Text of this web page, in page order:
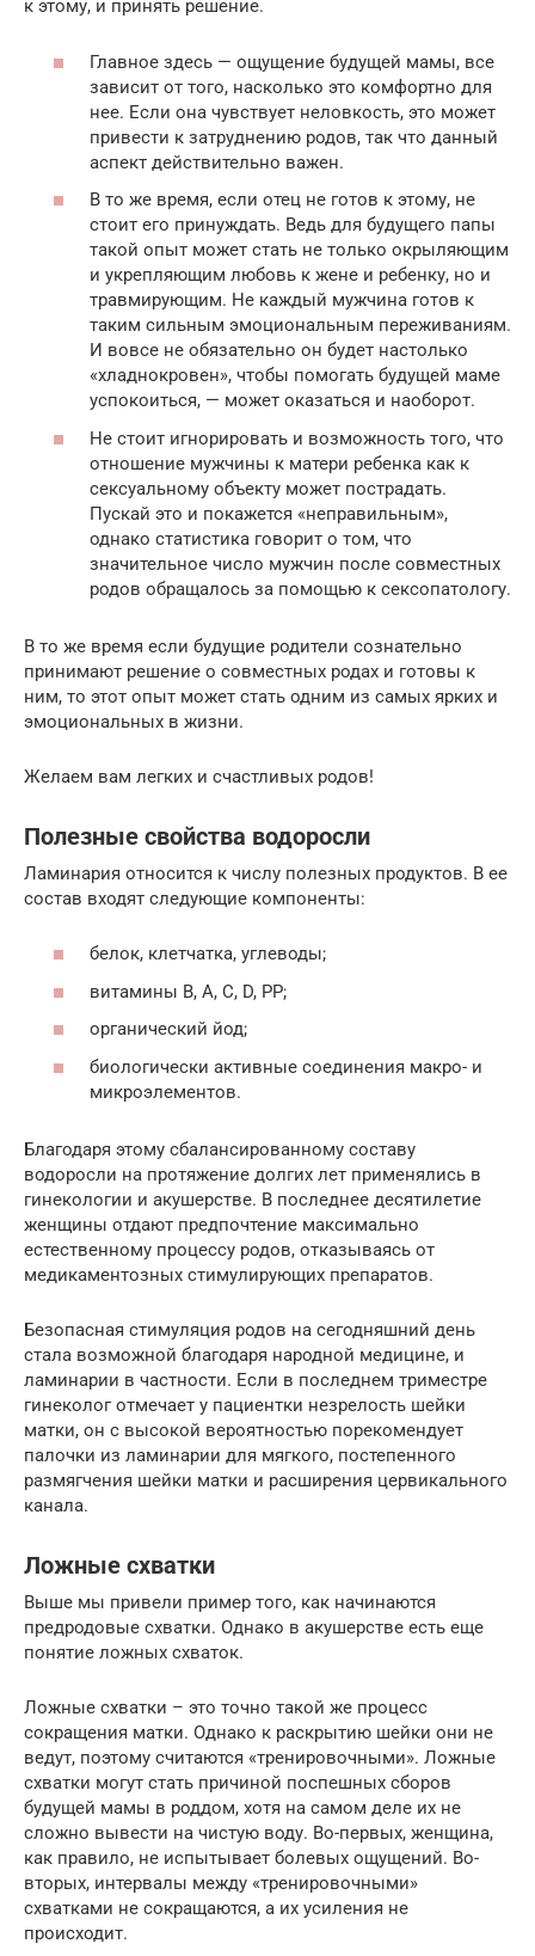
к этому, и принять решение.
Главное здесь — ощущение будущей мамы, все
зависит от того, насколько это комфортно для
нее. Если она чувствует неловкость, это может
привести к затруднению родов, так что данный
аспект действительно важен.
В то же время, если отец не готов к этому, не
стоит его принуждать. Ведь для будущего папы
такой опыт может стать не только окрыляющим
и укрепляющим любовь к жене и ребенку, но и
травмирующим. Не каждый мужчина готов к
таким сильным эмоциональным переживаниям.
И вовсе не обязательно он будет настолько
«хладнокровен», чтобы помогать будущей маме
успокоиться, — может оказаться и наоборот.
Не стоит игнорировать и возможность того, что
отношение мужчины к матери ребенка как к
сексуальному объекту может пострадать.
Пускай это и покажется «неправильным»,
однако статистика говорит о том, что
значительное число мужчин после совместных
родов обращалось за помощью к сексопатологу.
В то же время если будущие родители сознательно
принимают решение о совместных родах и готовы к
ним, то этот опыт может стать одним из самых ярких и
эмоциональных в жизни.
Желаем вам легких и счастливых родов!
Полезные свойства водоросли
Ламинария относится к числу полезных продуктов. В ее
состав входят следующие компоненты:
белок, клетчатка, углеводы;
витамины В, А, C, D, PP;
органический йод;
биологически активные соединения макро- и
микроэлементов.
Благодаря этому сбалансированному составу
водоросли на протяжение долгих лет применялись в
гинекологии и акушерстве. В последнее десятилетие
женщины отдают предпочтение максимально
естественному процессу родов, отказываясь от
медикаментозных стимулирующих препаратов.
Безопасная стимуляция родов на сегодняшний день
стала возможной благодаря народной медицине, и
ламинарии в частности. Если в последнем триместре
гинеколог отмечает у пациентки незрелость шейки
матки, он с высокой вероятностью порекомендует
палочки из ламинарии для мягкого, постепенного
размягчения шейки матки и расширения цервикального
канала.
Ложные схватки
Выше мы привели пример того, как начинаются
предродовые схватки. Однако в акушерстве есть еще
понятие ложных схваток.
Ложные схватки – это точно такой же процесс
сокращения матки. Однако к раскрытию шейки они не
ведут, поэтому считаются «тренировочными». Ложные
схватки могут стать причиной поспешных сборов
будущей мамы в роддом, хотя на самом деле их не
сложно вывести на чистую воду. Во-первых, женщина,
как правило, не испытывает болевых ощущений. Во-
вторых, интервалы между «тренировочными»
схватками не сокращаются, а их усиления не
происходит.